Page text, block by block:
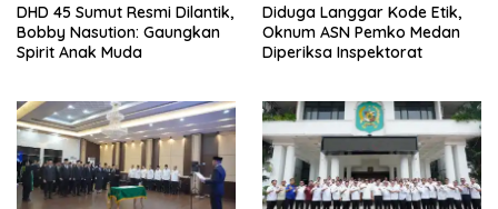
DHD 45 Sumut Resmi Dilantik,
Bobby Nasution: Gaungkan
Spirit Anak Muda
Diduga Langgar Kode Etik,
Oknum ASN Pemko Medan
Diperiksa Inspektorat